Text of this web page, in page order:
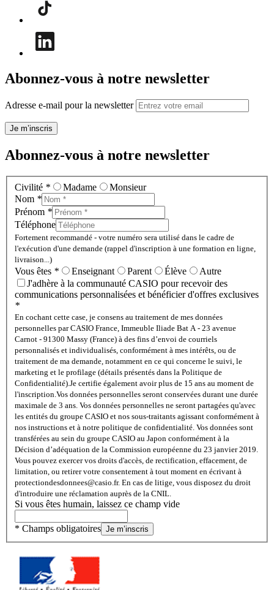
Abonnez-vous à notre newsletter
Adresse e-mail pour la newsletter
Je m’inscris
Abonnez-vous à notre newsletter
Civilité * Madame
Monsieur
Nom *
Prénom *
Téléphone
Fortement recommandé - votre numéro sera utilisé dans le cadre de
l'exécution d'une demande (rappel d'inscription à une formation en ligne,
livraison...)
Vous êtes * Enseignant Parent Élève
Autre
J'adhère à la communauté CASIO pour recevoir des
communications personnalisées et bénéficier d'offres exclusives
*
En cochant cette case, je consens au traitement de mes données
personnelles par CASIO France, Immeuble Iliade Bat A - 23 avenue
Carnot - 91300 Massy (France) à des fins d’envoi de courriels
personnalisés et individualisés, conformément à mes intérêts, ou de
traitement de ma demande, notamment en ce qui concerne le suivi, le
marketing et le profilage (détails présentés dans la Politique de
Confidentialité). Je certifie également avoir plus de 15 ans au moment de
l'inscription. Vos données personnelles seront conservées durant une durée
maximale de 3 ans. Vos données personnelles ne seront partagées qu'avec
les entités du groupe CASIO et nos sous-traitants agissant conformément à
nos instructions et à notre politique de confidentialité. Vos données sont
transférées au sein du groupe CASIO au Japon conformément à la
Décision d’adéquation de la Commission européenne du 23 janvier 2019.
Vous pouvez exercer vos droits d'accès, de rectification, effacement, de
limitation, ou retirer votre consentement à tout moment en écrivant à
protectiondesdonnees@casio.fr. En cas de litige, vous disposez du droit
d'introduire une réclamation auprès de la CNIL.
Si vous êtes humain, laissez ce champ vide
* Champs obligatoires Je m’inscris